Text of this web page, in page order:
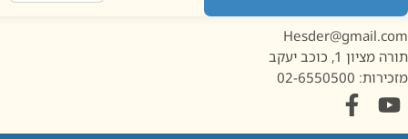
1, כוכב יעקב
02-6550500